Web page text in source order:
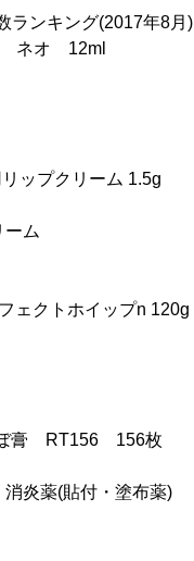
ンキング(2017年8月)
ネオ 12ml
ップクリーム 1.5g
ム
クトホイップn 120g
膏 RT156 156枚
薬(貼付・塗布薬)